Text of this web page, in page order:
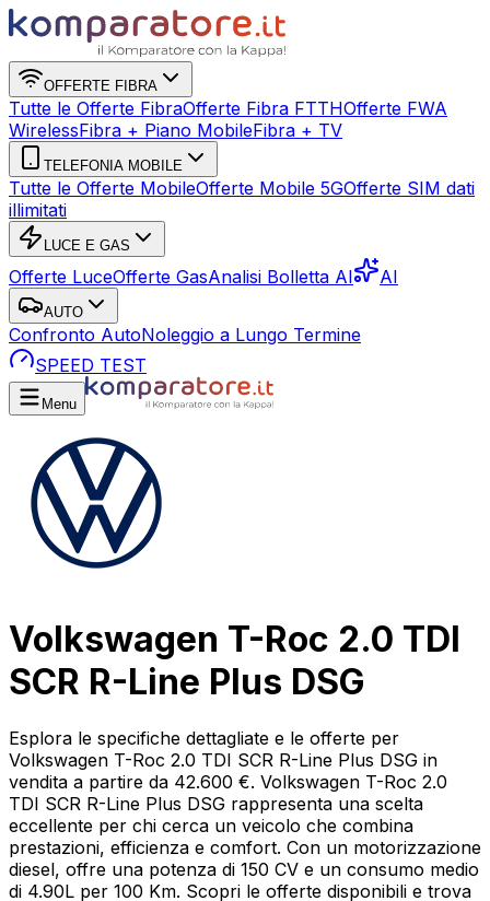
OFFERTE FIBRA
Tutte le Offerte FibraOfferte Fibra FTTHOfferte FWA
WirelessFibra + Piano MobileFibra + TV
TELEFONIA MOBILE
Tutte le Offerte MobileOfferte Mobile 5GOfferte SIM dati
illimitati
LUCE E GAS
Offerte LuceOfferte GasAnalisi Bolletta AI AI
AUTO
Confronto AutoNoleggio a Lungo Termine
SPEED TEST
Menu
Volkswagen T-Roc 2.0 TDI
SCR R-Line Plus DSG
Esplora le specifiche dettagliate e le offerte per
Volkswagen T-Roc 2.0 TDI SCR R-Line Plus DSG in
vendita a partire da 42.600 €. Volkswagen T-Roc 2.0
TDI SCR R-Line Plus DSG rappresenta una scelta
eccellente per chi cerca un veicolo che combina
prestazioni, efficienza e comfort. Con un motorizzazione
diesel, offre una potenza di 150 CV e un consumo medio
di 4.90L per 100 Km. Scopri le offerte disponibili e trova